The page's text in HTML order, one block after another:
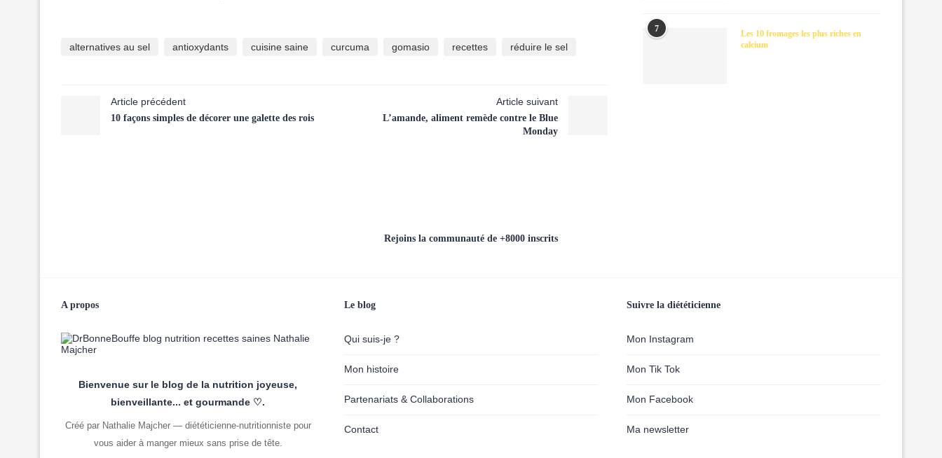
alternatives au sel antioxydants cuisine saine curcuma gomasio recettes réduire le sel
Article précédent
10 façons simples de décorer une galette des rois
Article suivant
L’amande, aliment remède contre le Blue
Monday
7
Les 10 fromages les plus riches en
calcium
Rejoins la communauté de +8000 inscrits
A propos
Bienvenue sur le blog de la nutrition joyeuse,
bienveillante... et gourmande ♡.
Créé par Nathalie Majcher — diététicienne-nutritionniste pour
vous aider à manger mieux sans prise de tête.
Le blog
Qui suis-je ?
Mon histoire
Partenariats & Collaborations
Contact
Suivre la diététicienne
Mon Instagram
Mon Tik Tok
Mon Facebook
Ma newsletter